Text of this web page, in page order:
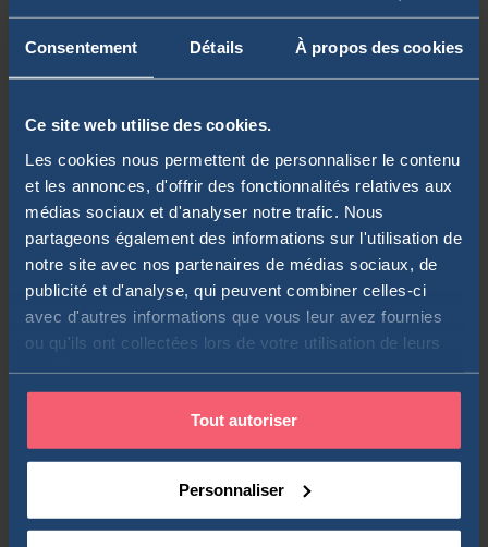
Consentement Détails À propos des cookies
Ce site web utilise des cookies.
Les cookies nous permettent de personnaliser le contenu
et les annonces, d'offrir des fonctionnalités relatives aux
médias sociaux et d'analyser notre trafic. Nous
partageons également des informations sur l'utilisation de
notre site avec nos partenaires de médias sociaux, de
publicité et d'analyse, qui peuvent combiner celles-ci
avec d'autres informations que vous leur avez fournies
ou qu'ils ont collectées lors de votre utilisation de leurs
Tout autoriser
Personnaliser
encore l’intérêt des actions à dividendes dans une stratégie à
long terme. Vous pouvez également retrouver certains
mieux comprendre certains mécanismes des marchés
financiers à travers un storytelling aux petits oignons.
Découvrir la chaîne YouTube - Zonebourse